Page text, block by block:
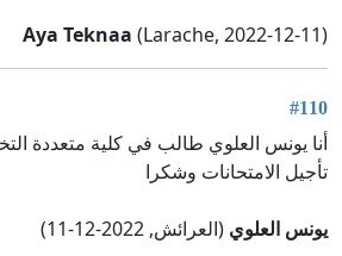
Aya Teknaa (Larache, 2022-12-11)
#110
أنا يونس العلوي طالب في كلية متعددة
تأجيل الامتحانات وشكرا
يونس العلوي (العرائش, 2022-12-11)